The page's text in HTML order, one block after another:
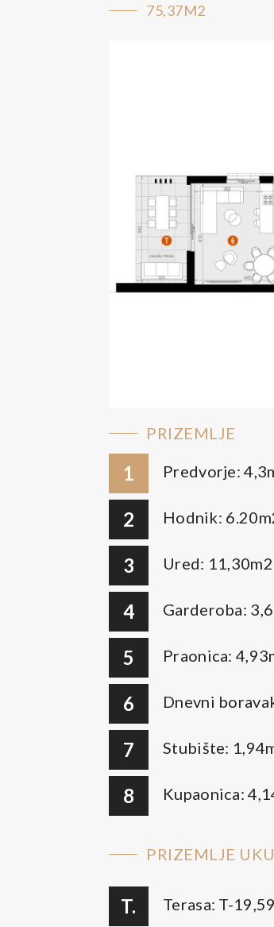
75,37M2
PRIZEMLJE
1 Predvorje:
2 Hodnik:
3 Ured: 11,30m2
4 Garderoba:
5 Praonica:
6 Dnevni
7 Stubište:
8 Kupaonica:
PRIZEMLJE
T. Terasa: T-